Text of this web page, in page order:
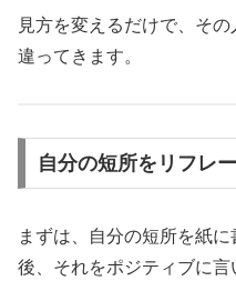
見方を変えるだけで、そ
違ってきます。
自分の短所をリフレ
まずは、自分の短所を紙
後、それをポジティブに言